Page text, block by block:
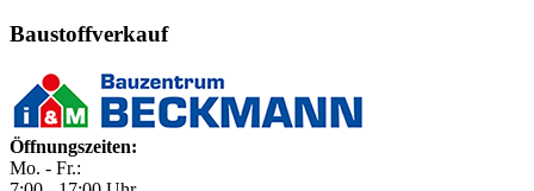
Baustoffverkauf
Öffnungszeiten:
Mo. - Fr.: